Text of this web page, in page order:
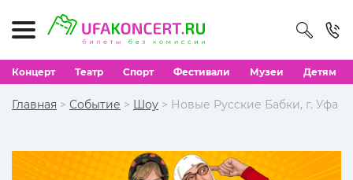
Концерт Театр Спорт Фестивали Музеи Детям
Главная > Событие > Шоу > Новые Русские Бабки, г. Уфа